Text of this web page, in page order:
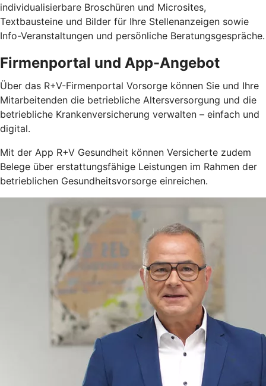
individualisierbare Broschüren und Microsites,
Textbausteine und Bilder für Ihre Stellenanzeigen sowie
Info-Veranstaltungen und persönliche Beratungsgespräche.
Firmenportal und App-Angebot
Über das R+V-Firmenportal Vorsorge können Sie und Ihre
Mitarbeitenden die betriebliche Altersversorgung und die
betriebliche Krankenversicherung verwalten – einfach und
digital.
Mit der App R+V Gesundheit können Versicherte zudem
Belege über erstattungsfähige Leistungen im Rahmen der
betrieblichen Gesundheitsvorsorge einreichen.